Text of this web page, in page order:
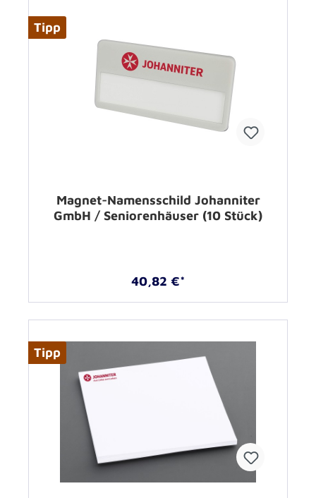
Tipp
Magnet-Namensschild Johanniter
GmbH / Seniorenhäuser (10 Stück)
40,82 €*
Tipp